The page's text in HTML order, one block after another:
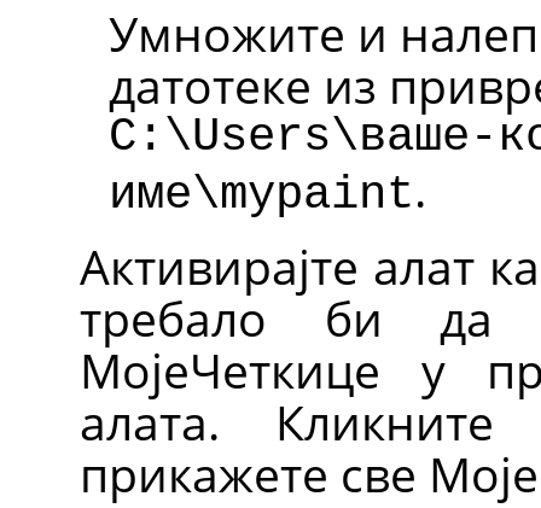
Умножите и
датотеке из
C:\Users\ваше-
име\mypaint.
Активирајте алат
требало би да
МојеЧеткице у
алата.
прикажете све